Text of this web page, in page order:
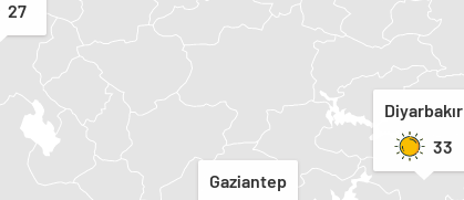
27
Diyarbakır
33
Gaziantep